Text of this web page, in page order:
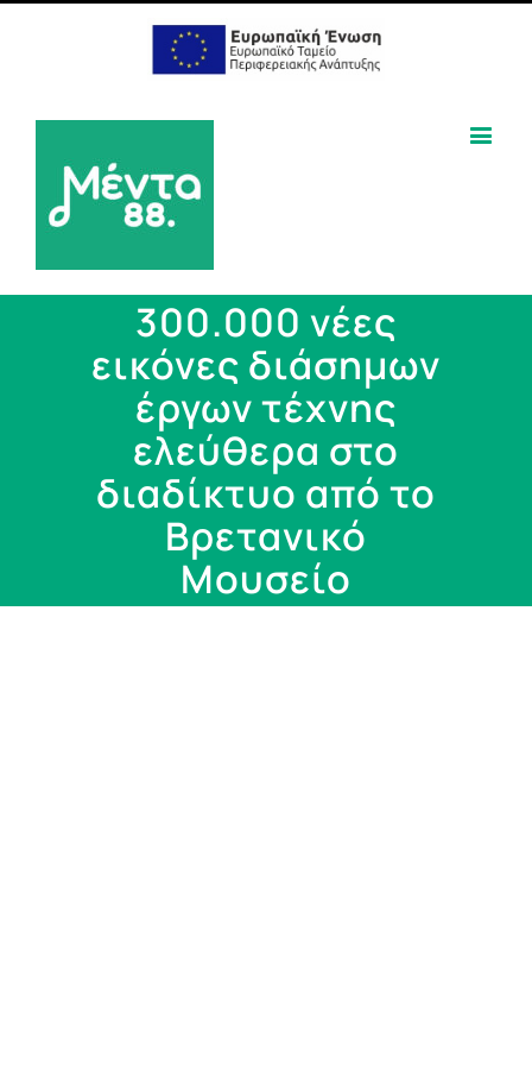
300.000 νέες
εικόνες διάσημων
έργων τέχνης
ελεύθερα στο
διαδίκτυο από το
Βρετανικό
Μουσείο